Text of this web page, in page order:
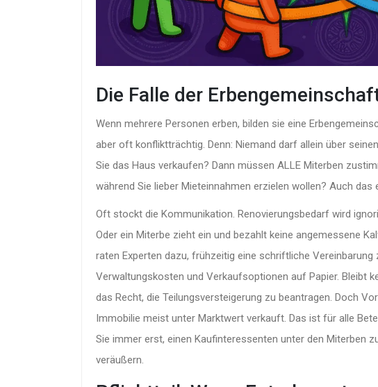
Die Falle der
Wenn mehrere Personen erben, bilden sie eine
aber oft konfliktträchtig. Denn: Niemand darf allein über
Sie das Haus verkaufen? Dann müssen ALLE Miterben
während Sie lieber Mieteinnahmen erzielen wollen? Auch das
Oft stockt die Kommunikation. Renovierungsbedarf wird
Oder ein Miterbe zieht ein und bezahlt keine angemessene
raten Experten dazu, frühzeitig eine schriftliche Vereinbarung
Verwaltungskosten und Verkaufsoptionen auf Papier. Bleibt
das Recht, die Teilungsversteigerung zu beantragen. Doch
Immobilie meist unter Marktwert verkauft. Das ist für alle
Sie immer erst, einen Kaufinteressenten unter den Miterben
veräußern.